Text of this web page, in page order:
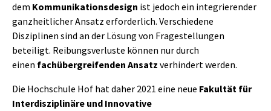
dem Kommunikationsdesign ist jedoch ein integrierender
ganzheitlicher Ansatz erforderlich. Verschiedene
Disziplinen sind an der Lösung von Fragestellungen
beteiligt. Reibungsverluste können nur durch
einen fachübergreifenden Ansatz verhindert werden.
Die Hochschule Hof hat daher 2021 eine neue Fakultät für
Interdisziplinäre und Innovative